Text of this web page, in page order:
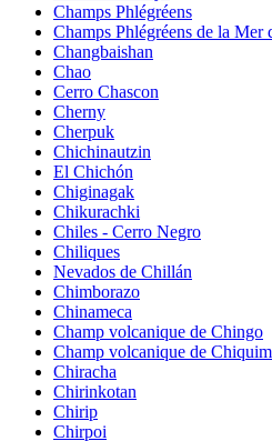
Champs Phlégréens
Champs Phlégréens de la Mer
Changbaishan
Chao
Cerro Chascon
Cherny
Cherpuk
Chichinautzin
El Chichón
Chiginagak
Chikurachki
Chiles - Cerro Negro
Chiliques
Nevados de Chillán
Chimborazo
Chinameca
Champ volcanique de Chingo
Champ volcanique de
Chiracha
Chirinkotan
Chirip
Chirpoi